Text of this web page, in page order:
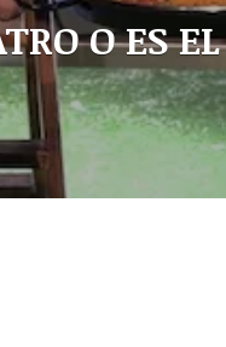
O ES EL